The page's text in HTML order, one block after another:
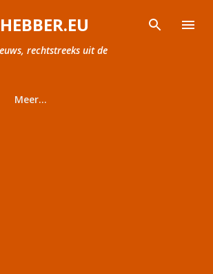
Doorgaan naar hoofdcontent
rechtstreeks uit de
Meer…